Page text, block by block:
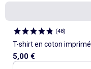
(48)
T-shirt en coton imprimé
pour homme à col rond
5,00 €